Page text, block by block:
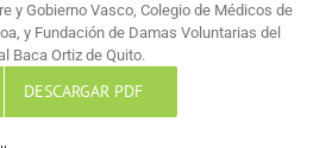
y Gobierno Vasco, Colegio de Médicos de
y Fundación de Damas Voluntarias del
Baca Ortiz de Quito.
DESCARGAR PDF